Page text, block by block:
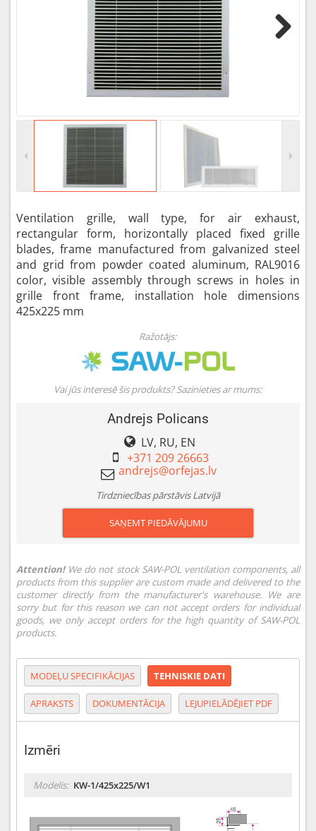
Ventilation grille, wall type, for air exhaust,
rectangular form, horizontally placed fixed grille
blades, frame manufactured from galvanized steel
and grid from powder coated aluminum, RAL9016
color, visible assembly through screws in holes in
grille front frame, installation hole dimensions
425x225 mm
Ražotājs:
Vai jūs interesē šis produkts? Sazinieties ar mums:
Andrejs Policans
LV, RU, EN
+371 209 26663
Tirdzniecības pārstāvis Latvijā
SAŅEMT PIEDĀVĀJUMU
Attention!We do not stock SAW-POL ventilation components, all
products from this supplier are custom made and delivered to the
customer directly from the manufacturer's warehouse. We are
sorry but for this reason we can not accept orders for individual
goods, we only accept orders for the high quantity of SAW-POL
products.
MODEĻU SPECIFIKĀCIJAS TEHNISKIE DATI
APRAKSTS DOKUMENTĀCIJA LEJUPIELĀDĒJIET PDF
Izmēri
Modelis: KW-1/425x225/W1